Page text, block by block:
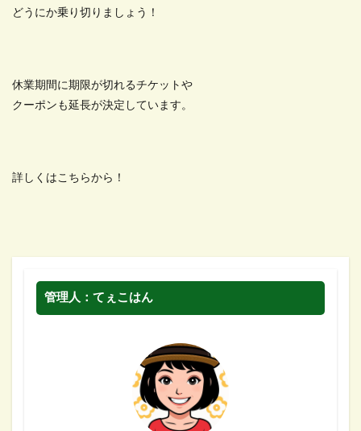
どうにか乗り切りましょう！
休業期間に期限が切れるチケットや
クーポンも延長が決定しています。
詳しくはこちらから！
管理人：てぇこはん